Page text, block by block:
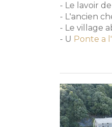
- Le lavoir
- L'ancien
- Le village
- U Ponte a